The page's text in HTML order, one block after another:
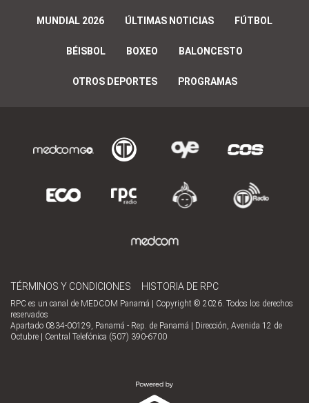
MUNDIAL 2026 ÚLTIMAS NOTICIAS FÚTBOL
BÉISBOL BOXEO BALONCESTO
OTROS DEPORTES PROGRAMAS
TÉRMINOS Y CONDICIONES HISTORIA DE RPC
RPC es un canal de MEDCOM Panamá | Copyright © 2026. Todos los derechos
reservados
Apartado 0834-00129, Panamá - Rep. de Panamá | Dirección, Avenida 12 de
Octubre | Central Telefónica (507) 390-6700